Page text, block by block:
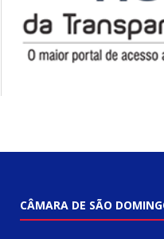
CÂMARA DE SÃO